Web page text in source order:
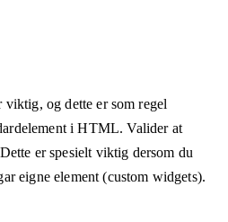
viktig, og dette er som regel
i HTML. Valider at
er spesielt viktig dersom du
eigne element (custom widgets).